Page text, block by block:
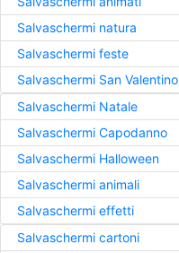
Salvaschermi natura
Salvaschermi feste
Salvaschermi San Valentino
Salvaschermi Natale
Salvaschermi Capodanno
Salvaschermi Halloween
Salvaschermi animali
Salvaschermi effetti
Salvaschermi cartoni